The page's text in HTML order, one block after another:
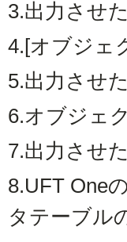
3.出力させ
4.[オブジェ
5.出力させ
6.オブジェ
7.出力させ
8.UFT One
タテーブル